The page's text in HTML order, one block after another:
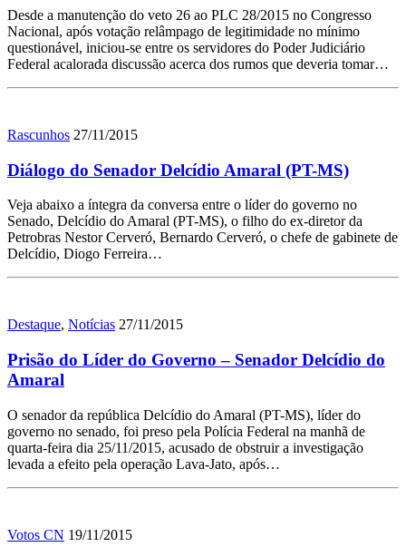
Desde a manutenção do veto 26 ao PLC 28/2015 no Congresso
Nacional, após votação relâmpago de legitimidade no mínimo
questionável, iniciou-se entre os servidores do Poder Judiciário
Federal acalorada discussão acerca dos rumos que deveria tomar…
Rascunhos 27/11/2015
Diálogo do Senador Delcídio Amaral (PT-MS)
Veja abaixo a íntegra da conversa entre o líder do governo no
Senado, Delcídio do Amaral (PT-MS), o filho do ex-diretor da
Petrobras Nestor Cerveró, Bernardo Cerveró, o chefe de gabinete de
Delcídio, Diogo Ferreira…
Destaque, Notícias 27/11/2015
Prisão do Líder do Governo – Senador Delcídio do
Amaral
O senador da república Delcídio do Amaral (PT-MS), líder do
governo no senado, foi preso pela Polícia Federal na manhã de
quarta-feira dia 25/11/2015, acusado de obstruir a investigação
levada a efeito pela operação Lava-Jato, após…
Votos CN 19/11/2015